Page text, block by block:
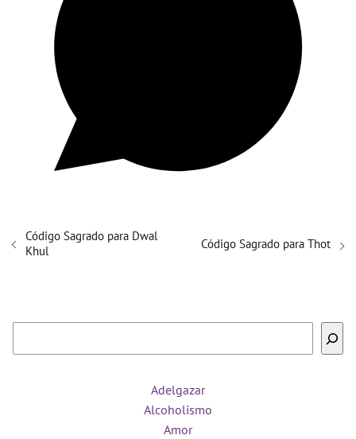
Código Sagrado para Dwal
Khul
Código Sagrado para Thot
Adelgazar
Alcoholismo
Amor